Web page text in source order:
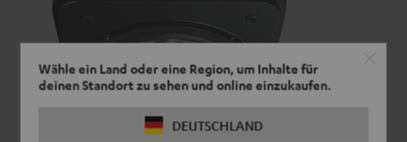
Wähle ein Land oder eine Region, um Inhalte für
deinen Standort zu sehen und online einzukaufen.
DEUTSCHLAND